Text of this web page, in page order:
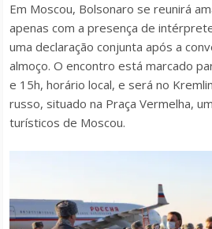
Em Moscou, Bolsonaro se reunirá
apenas com a presença de
uma declaração conjunta após a
almoço. O encontro está marcado
e 15h, horário local, e será no
russo, situado na Praça Vermelha,
turísticos de Moscou.